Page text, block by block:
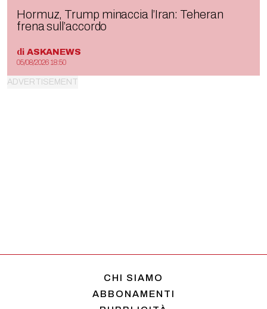
Hormuz, Trump minaccia l’Iran: Teheran
frena sull’accordo
di ASKANEWS
05/08/2026 18:50
CHI SIAMO
ABBONAMENTI